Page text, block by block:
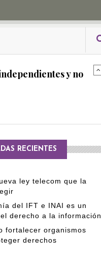
y no
editorial de
RECIENTES
ley telecom que la
del IFT e INAI es un
derecho a la información
fortalecer organismos
derechos